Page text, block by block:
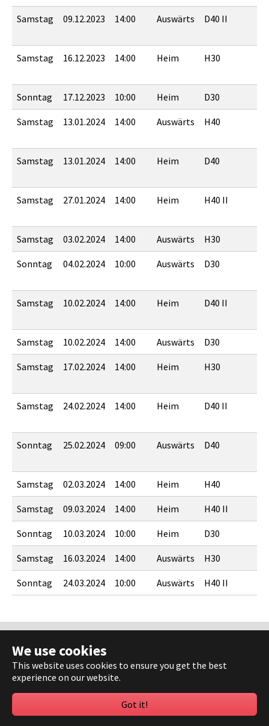
We use cookies
This website uses cookies to ensure you get the best
experience on our website.
Got it!
Samstag 09.12.2023 14:00 Auswärts D40 II
Samstag 16.12.2023 14:00 Heim H30
Sonntag 17.12.2023 10:00 Heim D30
Samstag 13.01.2024 14:00 Auswärts H40
Samstag 13.01.2024 14:00 Heim D40
Samstag 27.01.2024 14:00 Heim H40 II
Samstag 03.02.2024 14:00 Auswärts H30
Sonntag 04.02.2024 10:00 Auswärts D30
Samstag 10.02.2024 14:00 Heim D40 II
Samstag 10.02.2024 14:00 Auswärts D30
Samstag 17.02.2024 14:00 Heim H30
Samstag 24.02.2024 14:00 Heim D40 II
Sonntag 25.02.2024 09:00 Auswärts D40
Samstag 02.03.2024 14:00 Heim H40
Samstag 09.03.2024 14:00 Heim H40 II
Sonntag 10.03.2024 10:00 Heim D30
Samstag 16.03.2024 14:00 Auswärts H30
Sonntag 24.03.2024 10:00 Auswärts H40 II
Impressum
Datenschutz
Sponsoren